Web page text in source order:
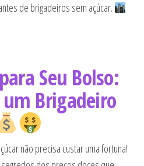
de brigadeiros sem açúcar.
Seu Bolso:
Brigadeiro
não precisa custar uma fortuna!